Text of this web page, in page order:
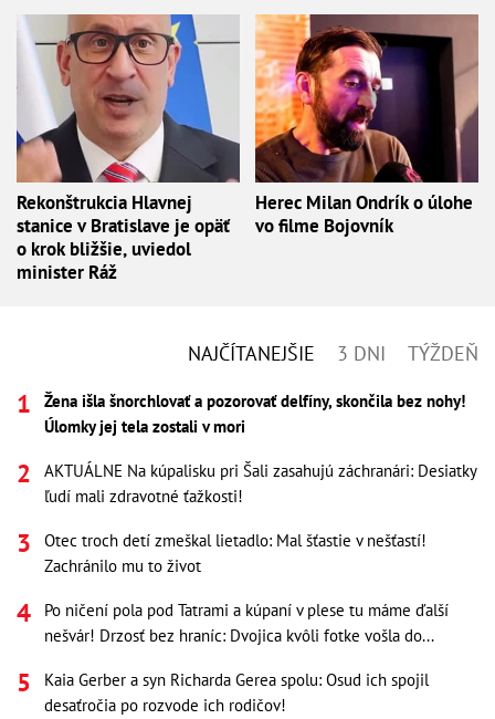
Rekonštrukcia Hlavnej
stanice v Bratislave je opäť
o krok bližšie, uviedol
minister Ráž
Herec Milan Ondrík o úlohe
vo filme Bojovník
NAJČÍTANEJŠIE 3 DNI TÝŽDEŇ
Žena išla šnorchlovať a pozorovať delfíny, skončila bez nohy!
Úlomky jej tela zostali v mori
AKTUÁLNE Na kúpalisku pri Šali zasahujú záchranári: Desiatky
ľudí mali zdravotné ťažkosti!
Otec troch detí zmeškal lietadlo: Mal šťastie v nešťastí!
Zachránilo mu to život
Po ničení pola pod Tatrami a kúpaní v plese tu máme ďalší
nešvár! Drzosť bez hraníc: Dvojica kvôli fotke vošla do...
Kaia Gerber a syn Richarda Gerea spolu: Osud ich spojil
desaťročia po rozvode ich rodičov!